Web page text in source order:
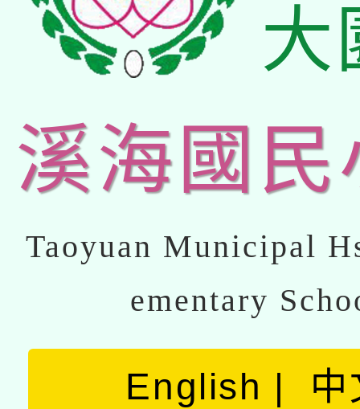
大
溪海國民
Taoyuan Municipal
ementary
English 中